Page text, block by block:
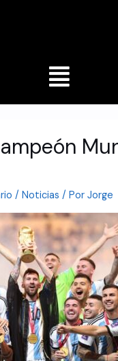
/Noticias / PorJorge